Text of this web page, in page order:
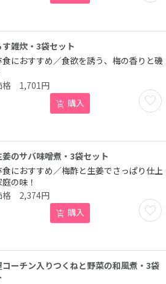
雑炊・3袋セット
におすすめ／食欲を誘う、梅の香りと磯
お気
1,701円
購入
のサバ味噌煮・3袋セット
におすすめ／梅酢と生姜でさっぱり仕上
の味！
お気
2,374円
購入
ーチン入りつくねと野菜の和風煮・3袋